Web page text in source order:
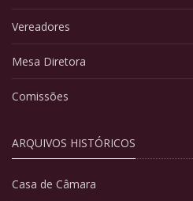
Vereadores
Mesa Diretora
Comissões
ARQUIVOS HISTÓRICOS
Casa de Câmara